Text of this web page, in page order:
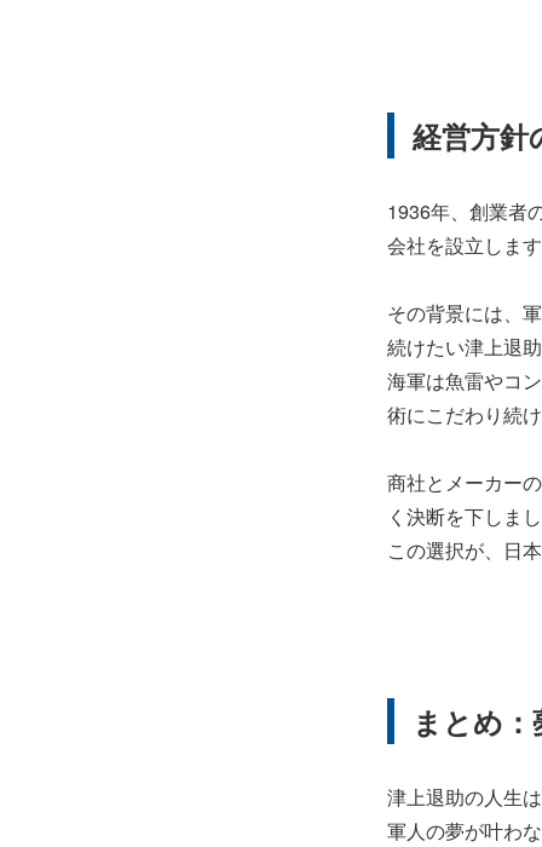
経営方
1936年、創業者
会社を設立しま
その背景には、
続けたい津上退
海軍は魚雷やコ
術にこだわり続
商社とメーカー
く決断を下しま
この選択が、日
まとめ
津上退助の人生
軍人の夢が叶わ